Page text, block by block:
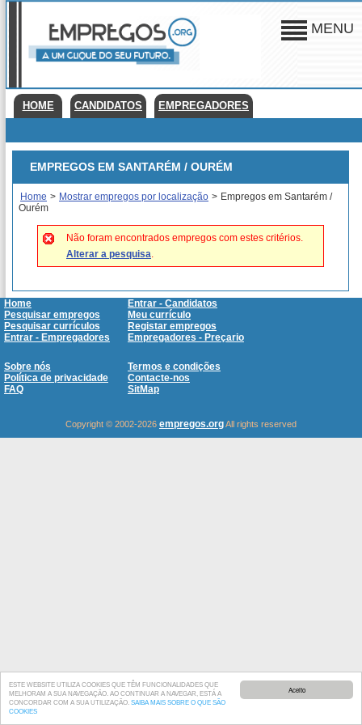
Aceito
ESTE WEBSITE UTILIZA COOKIES QUE TÊM FUNCIONALIDADES QUE
MELHORAM A SUA NAVEGAÇÃO. AO CONTINUAR A NAVEGAR, ESTÁ A
CONCORDAR COM A SUA UTILIZAÇÃO. SAIBA MAIS SOBRE O QUE SÃO
COOKIES
MENU
HOME CANDIDATOS EMPREGADORES
EMPREGOS EM SANTARÉM / OURÉM
Home > Mostrar empregos por localização > Empregos em Santarém /
Ourém
Não foram encontrados empregos com estes critérios.
Alterar a pesquisa.
Home
Entrar - Candidatos
Pesquisar empregos
Meu currículo
Pesquisar currículos
Registar empregos
Entrar - Empregadores
Empregadores - Preçario
Sobre nós
Termos e condições
Política de privacidade
Contacte-nos
FAQ
SitMap
Copyright © 2002-2026 empregos.orgAll rights reserved